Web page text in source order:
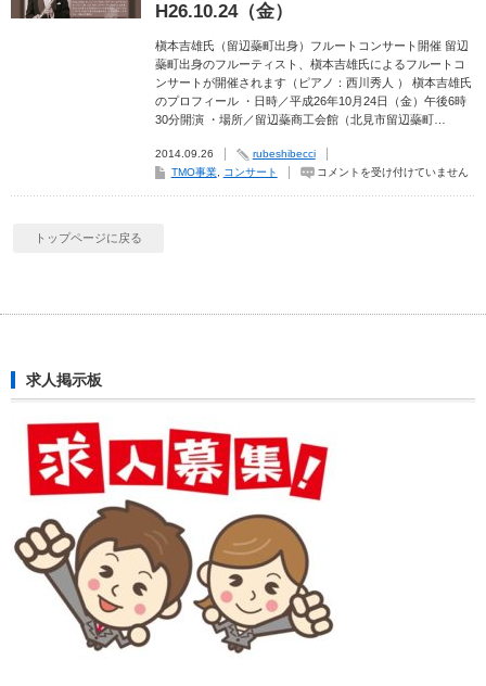
ー
ト
が
開
催
さ
れ
し
た
H26.10.24（金）
槇本吉雄氏（留辺蘂町出身）フルートコンサート開催 留辺
蘂町出身のフルーティスト、槇本吉雄氏によるフルートコ
ンサートが開催されます（ピアノ：西川秀人 ） 槇本吉雄氏
のプロフィール ・日時／平成26年10月24日（金）午後6時
30分開演 ・場所／留辺蘂商工会館（北見市留辺蘂町…
2014.09.26
rubeshibecci
TMO事業, コンサート
【留
蘂
ル
催
さ
れ
ま
す。
コメントを受け付けていません
トップページに戻る
求人掲示板